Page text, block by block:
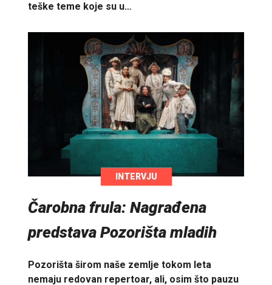
teške teme koje su u…
INTERVJU
Čarobna frula: Nagrađena
predstava Pozorišta mladih
Pozorišta širom naše zemlje tokom leta
nemaju redovan repertoar, ali, osim što pauzu